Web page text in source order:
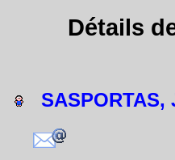
Détails
SASPORTAS,